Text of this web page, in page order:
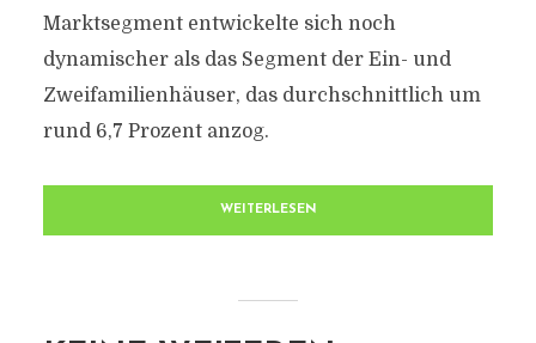
Marktsegment entwickelte sich noch
dynamischer als das Segment der Ein- und
Zweifamilienhäuser, das durchschnittlich um
rund 6,7 Prozent anzog.
WEITERLESEN